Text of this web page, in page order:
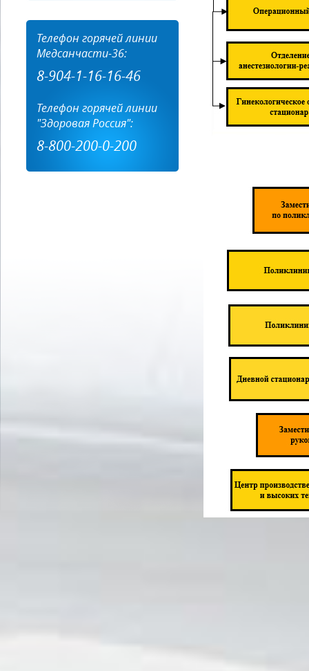
Телефон горячей линии
Медсанчасти-36:
8-904-1-16-16-46
Телефон горячей линии
"Здоровая Россия":
8-800-200-0-200